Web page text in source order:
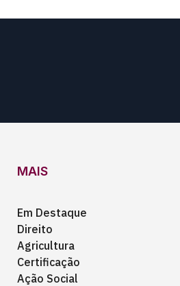
MAIS
Em Destaque
Direito
Agricultura
Certificação
Ação Social